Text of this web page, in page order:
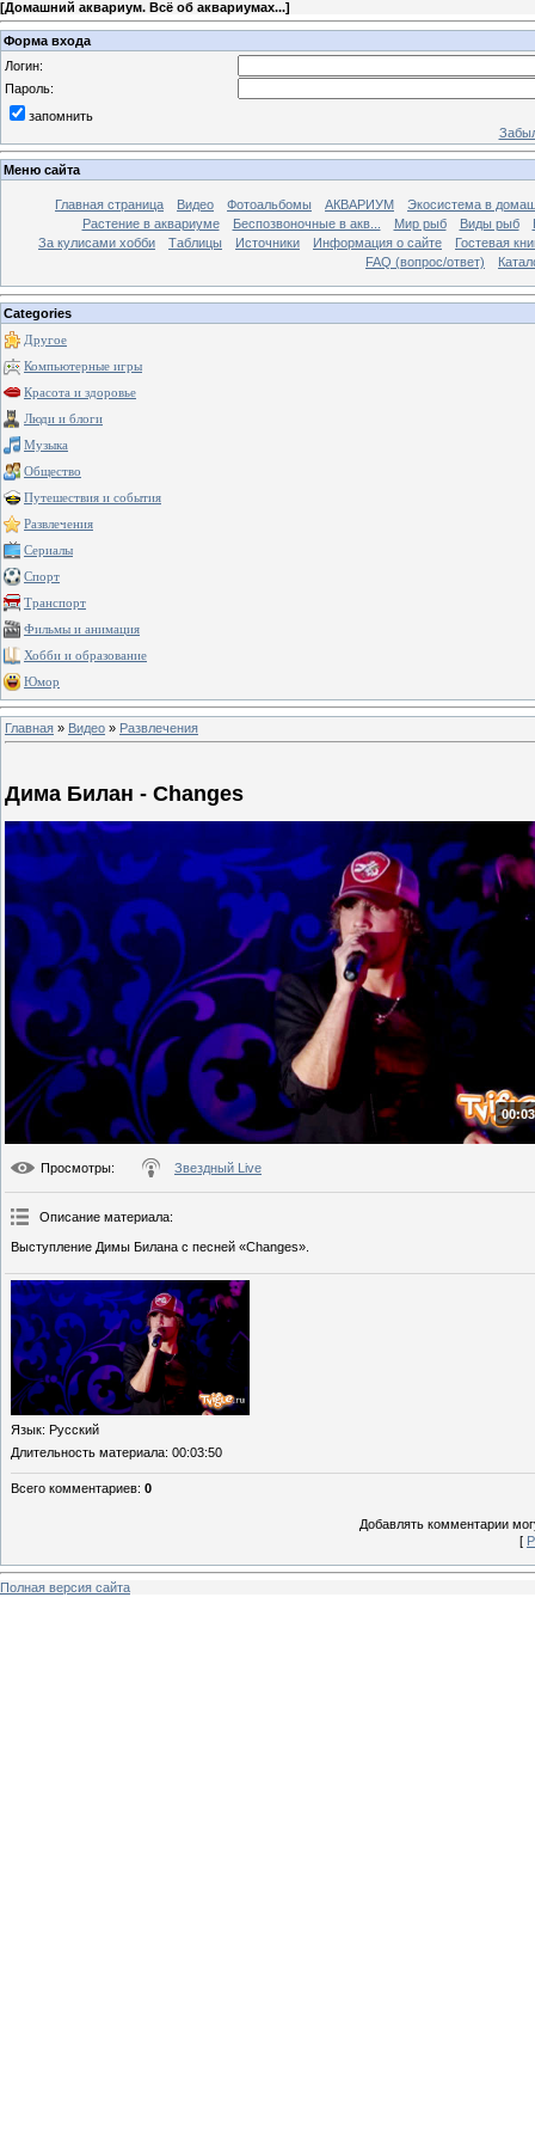
[Домашний аквариум. Всё об аквариумах...]
Форма входа
Логин:
Пароль:
запомнить
Меню сайта
Главная страница Видео Фотоальбомы АКВАРИУМ
Экосистема в
Растение в аквариуме
Беспозвоночные в акв... Мир рыб Виды рыб
За кулисами хобби
Таблицы Источники Информация о сайте
Гостевая
FAQ (вопрос/ответ)
Categories
Другое
Компьютерные игры
Красота и здоровье
Люди и блоги
Музыка
Общество
Путешествия и события
Развлечения
Сериалы
Спорт
Транспорт
Фильмы и анимация
Хобби и образование
Юмор
Главная » Видео » Развлечения
Дима Билан - Changes
Просмотры: Звездный Live
Описание материала:
Выступление Димы Билана с песней «Changes».
Язык: Русский
Длительность материала: 00:03:50
Всего комментариев: 0
Добавлять комментарии
[
Полная версия сайта